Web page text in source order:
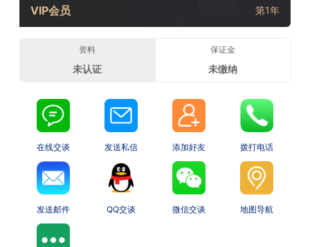
VIP会员 第1年
资料
未认证
保证金
未缴纳
在线交谈 发送私信 添加好友 拨打电话
发送邮件 QQ交谈 微信交谈 地图导航